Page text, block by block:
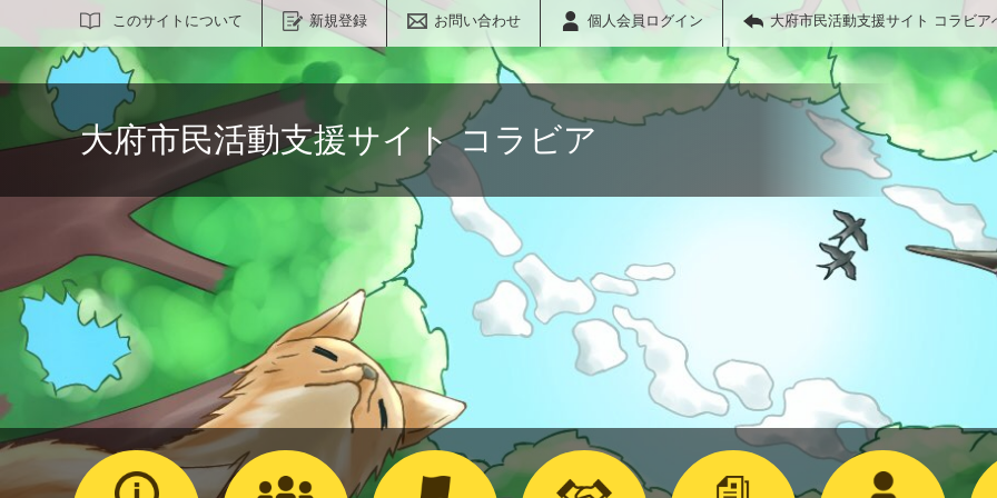
このサイトについて 新規登録 お問い合わせ 個人会員ログイン 大府市民活動支援サイト コラビア
サイト内検索
大府市民活動支援サイト コラビア